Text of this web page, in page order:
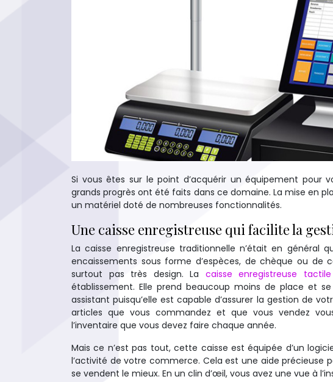
Si vous êtes sur le point d’acquérir un équipement pour
grands progrès ont été faits dans ce domaine. La mise en
un matériel doté de nombreuses fonctionnalités.
Une caisse enregistreuse qui facilite la
La caisse enregistreuse traditionnelle n’était en général
encaissements sous forme d’espèces, de chèque ou de
surtout pas très design. La caisse enregistreuse tactile
établissement. Elle prend beaucoup moins de place et
assistant puisqu’elle est capable d’assurer la gestion de
articles que vous commandez et que vous vendez
l’inventaire que vous devez faire chaque année.
Mais ce n’est pas tout, cette caisse est équipée d’un
l’activité de votre commerce. Cela est une aide
se vendent le mieux. En un clin d’œil, vous avez une vue à